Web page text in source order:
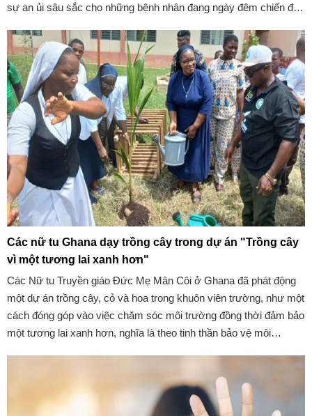
sự an ủi sâu sắc cho những bệnh nhân đang ngày đêm chiến đấu
Các nữ tu Ghana dạy trồng cây trong dự án "Trồng cây
vì một tương lai xanh hơn"
Các Nữ tu Truyền giáo Đức Mẹ Mân Côi ở Ghana đã phát động
một dự án trồng cây, cỏ và hoa trong khuôn viên trường, như một
cách đóng góp vào việc chăm sóc môi trường đồng thời đảm bảo
một tương lai xanh hơn, nghĩa là theo tinh thần bảo vệ môi